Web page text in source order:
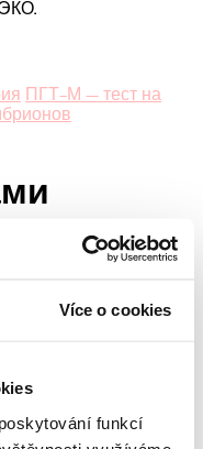
Více o cookies
funkcí
ЭКО.
ПГТ-М — тест на